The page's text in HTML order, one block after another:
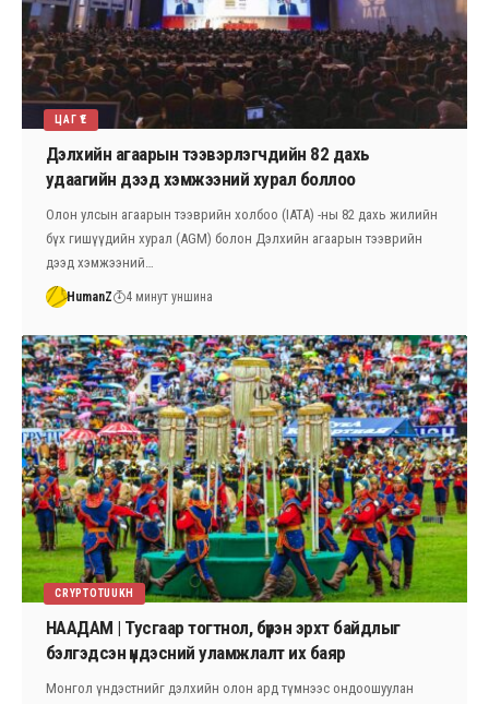
ЦАГ ҮЕ
Дэлхийн агаарын тээвэрлэгчдийн 82 дахь
удаагийн дээд хэмжээний хурал боллоо
Олон улсын агаарын тээврийн холбоо (IATA) -ны 82 дахь жилийн
бүх гишүүдийн хурал (AGM) болон Дэлхийн агаарын тээврийн
дээд хэмжээний…
HumanZ 4 минут уншина
CRYPTOTUUKH
НААДАМ | Тусгаар тогтнол, бүрэн эрхт байдлыг
бэлгэдсэн үндэсний уламжлалт их баяр
Монгол үндэстнийг дэлхийн олон ард түмнээс ондоошуулан